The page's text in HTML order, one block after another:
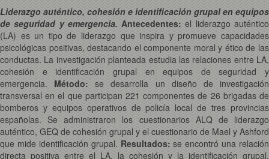
Liderazgo auténtico, cohesión e identificación grupal en equipos
de seguridad y emergencia. Antecedentes: el liderazgo auténtico
(LA) es un tipo de liderazgo que inspira y promueve capacidades
psicológicas positivas, destacando el componente moral y ético de las
conductas. La investigación planteada estudia las relaciones entre LA,
cohesión e identificación grupal en equipos de seguridad y
emergencia.Método:se desarrolla un diseño de investigación
transversal en el que participan 221 componentes de 26 brigadas de
bomberos y equipos operativos de policía local de tres provincias
españolas. Se administraron los cuestionarios ALQ de liderazgo
auténtico, GEQ de cohesión grupal y el cuestionario de Mael y Ashford
que mide identificación grupal. Resultados:se encontró una relación
directa positiva entre el LA, la cohesión y la identificación grupal.